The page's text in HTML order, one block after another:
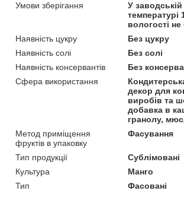
Умови зберігання
У
температурі
вологості
Наявність цукру
Без цукру
Наявність солі
Без солі
Наявність консервантів
Без
Сфера використання
декор для
виробів та
добавка в
гранолу,
Метод приміщення
фруктів в упаковку
Фасування
Тип продукції
Сублімовані
Культура
Манго
Тип
Фасовані